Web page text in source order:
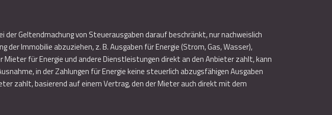
Geltendmachung von Steuerausgaben darauf beschränkt, nur nachweislich
Immobilie abzuziehen, z. B. Ausgaben für Energie (Strom, Gas, Wasser),
für Energie und andere Dienstleistungen direkt an den Anbieter zahlt, kann
in der Zahlungen für Energie keine steuerlich abzugsfähigen Ausgaben
zahlt, basierend auf einem Vertrag, den der Mieter auch direkt mit dem